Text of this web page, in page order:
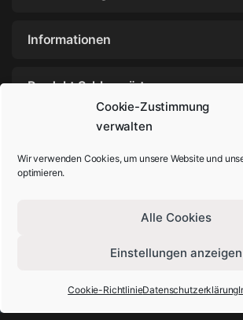
Cookie-Zustimmung
verwalten
Wir verwenden Cookies, um unsere Website und
optimieren.
Alle Cookies
Einstellungen anzeigen
Cookie-RichtlinieDatenschutzerklärung
Informationen
Produkt Schlagwörter
+49-202-